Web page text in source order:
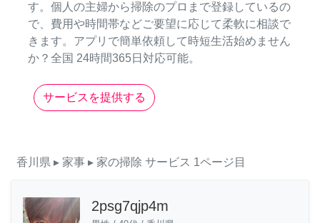
す。個人の主婦から掃除のプロまで登録しているの
で、費用や時間帯などご要望に応じて柔軟に相談で
きます。アプリで簡単依頼して時短生活始めません
か？全国 24時間365日対応可能。
サービスを提供する
香川県 ▸ 家事 ▸ 家の掃除 サービス 1ページ目
2psg7qjp4m